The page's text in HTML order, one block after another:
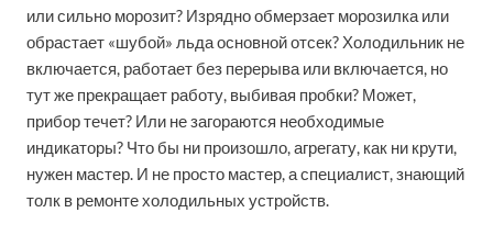
или сильно морозит? Изрядно обмерзает морозилка или
обрастает «шубой» льда основной отсек? Холодильник не
включается, работает без перерыва или включается, но
тут же прекращает работу, выбивая пробки? Может,
прибор течет? Или не загораются необходимые
индикаторы? Что бы ни произошло, агрегату, как ни крути,
нужен мастер. И не просто мастер, а специалист, знающий
толк в ремонте холодильных устройств.